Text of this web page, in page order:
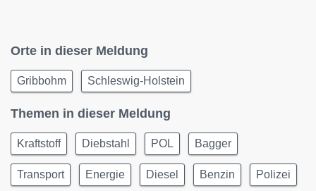
Orte in dieser Meldung
Gribbohm Schleswig-Holstein
Themen in dieser Meldung
Kraftstoff Diebstahl POL Bagger
Transport Energie Diesel Benzin Polizei